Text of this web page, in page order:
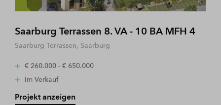
Saarburg Terrassen 8. VA - 10 BA MFH 4
Saarburg Terrassen, Saarburg
€ 260.000 - € 650.000
Im Verkauf
Projekt anzeigen